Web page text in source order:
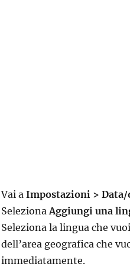
Vai a Impostazioni > Data/
SelezionaAggiungi una
Seleziona la lingua che
dell’area geografica che
immediatamente.